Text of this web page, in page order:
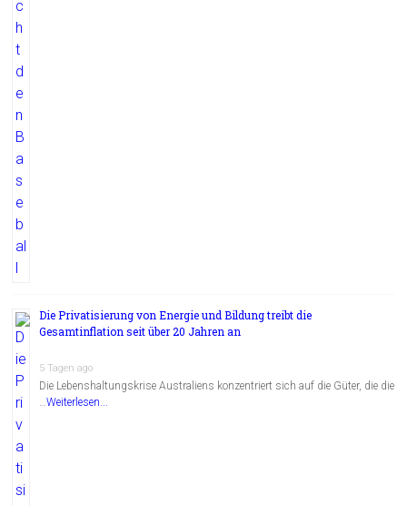
Die Privatisierung von Energie und Bildung treibt die
Gesamtinflation seit über 20 Jahren an
5 Tagen ago
Die Lebenshaltungskrise Australiens konzentriert sich auf die Güter, die die
…Weiterlesen...